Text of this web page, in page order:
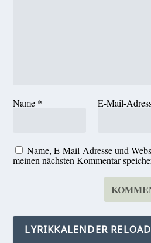
Name * E-Mail-
Name, E-Mail-Adresse und
meinen nächsten Kommentar
LYRIKKALENDER